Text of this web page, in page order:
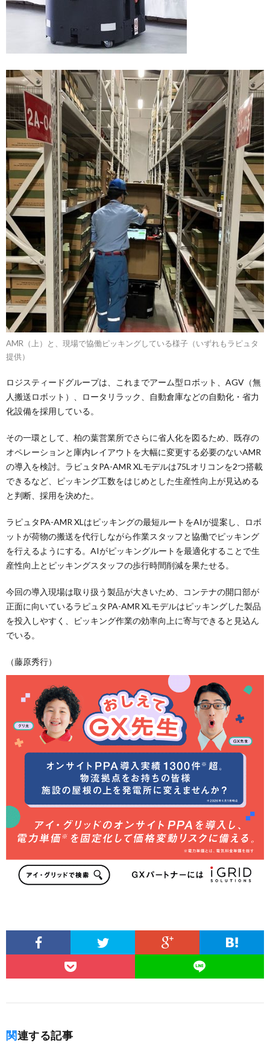
AMR（上）と、現場で協働ピッキングしている様子（いずれもラピュタ
提供）
ロジスティードグループは、これまでアーム型ロボット、AGV（無
人搬送ロボット）、ロータリラック、自動倉庫などの自動化・省力
化設備を採用している。
その一環として、柏の葉営業所でさらに省人化を図るため、既存の
オペレーションと庫内レイアウトを大幅に変更する必要のないAMR
の導入を検討。ラピュタPA-AMR XLモデルは75Lオリコンを2つ搭載
できるなど、ピッキング工数をはじめとした生産性向上が見込める
と判断、採用を決めた。
ラピュタPA-AMR XLはピッキングの最短ルートをAIが提案し、ロボ
ットが荷物の搬送を代行しながら作業スタッフと協働でピッキング
を行えるようにする。AIがピッキングルートを最適化することで生
産性向上とピッキングスタッフの歩行時間削減を果たせる。
今回の導入現場は取り扱う製品が大きいため、コンテナの開口部が
正面に向いているラピュタPA-AMR XLモデルはピッキングした製品
を投入しやすく、ピッキング作業の効率向上に寄与できると見込ん
でいる。
（藤原秀行）
関連する記事